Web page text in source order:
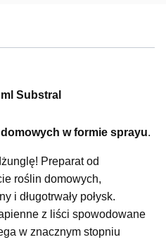
Substral
w formie sprayu.
Preparat od
roślin domowych,
i długotrwały połysk.
z liści spowodowane
w znacznym stopniu